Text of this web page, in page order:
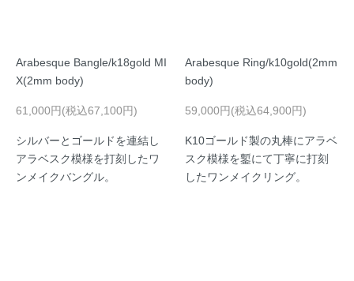
Arabesque Bangle/k18gold MI
X(2mm body)
61,000円(税込67,100円)
シルバーとゴールドを連結し
アラベスク模様を打刻したワ
ンメイクバングル。
Arabesque Ring/k10gold(2mm
body)
59,000円(税込64,900円)
K10ゴールド製の丸棒にアラベ
スク模様を鏨にて丁寧に打刻
したワンメイクリング。